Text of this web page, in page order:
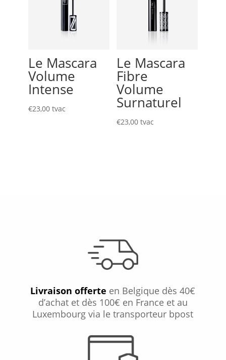
Le Mascara
Volume
Intense
€23,00 tvac
Le Mascara
Fibre
Volume
Surnaturel
€23,00 tvac
Livraison offerte en Belgique dès 40€
d’achat et dès 100€ en France et au
Luxembourg via le transporteur bpost